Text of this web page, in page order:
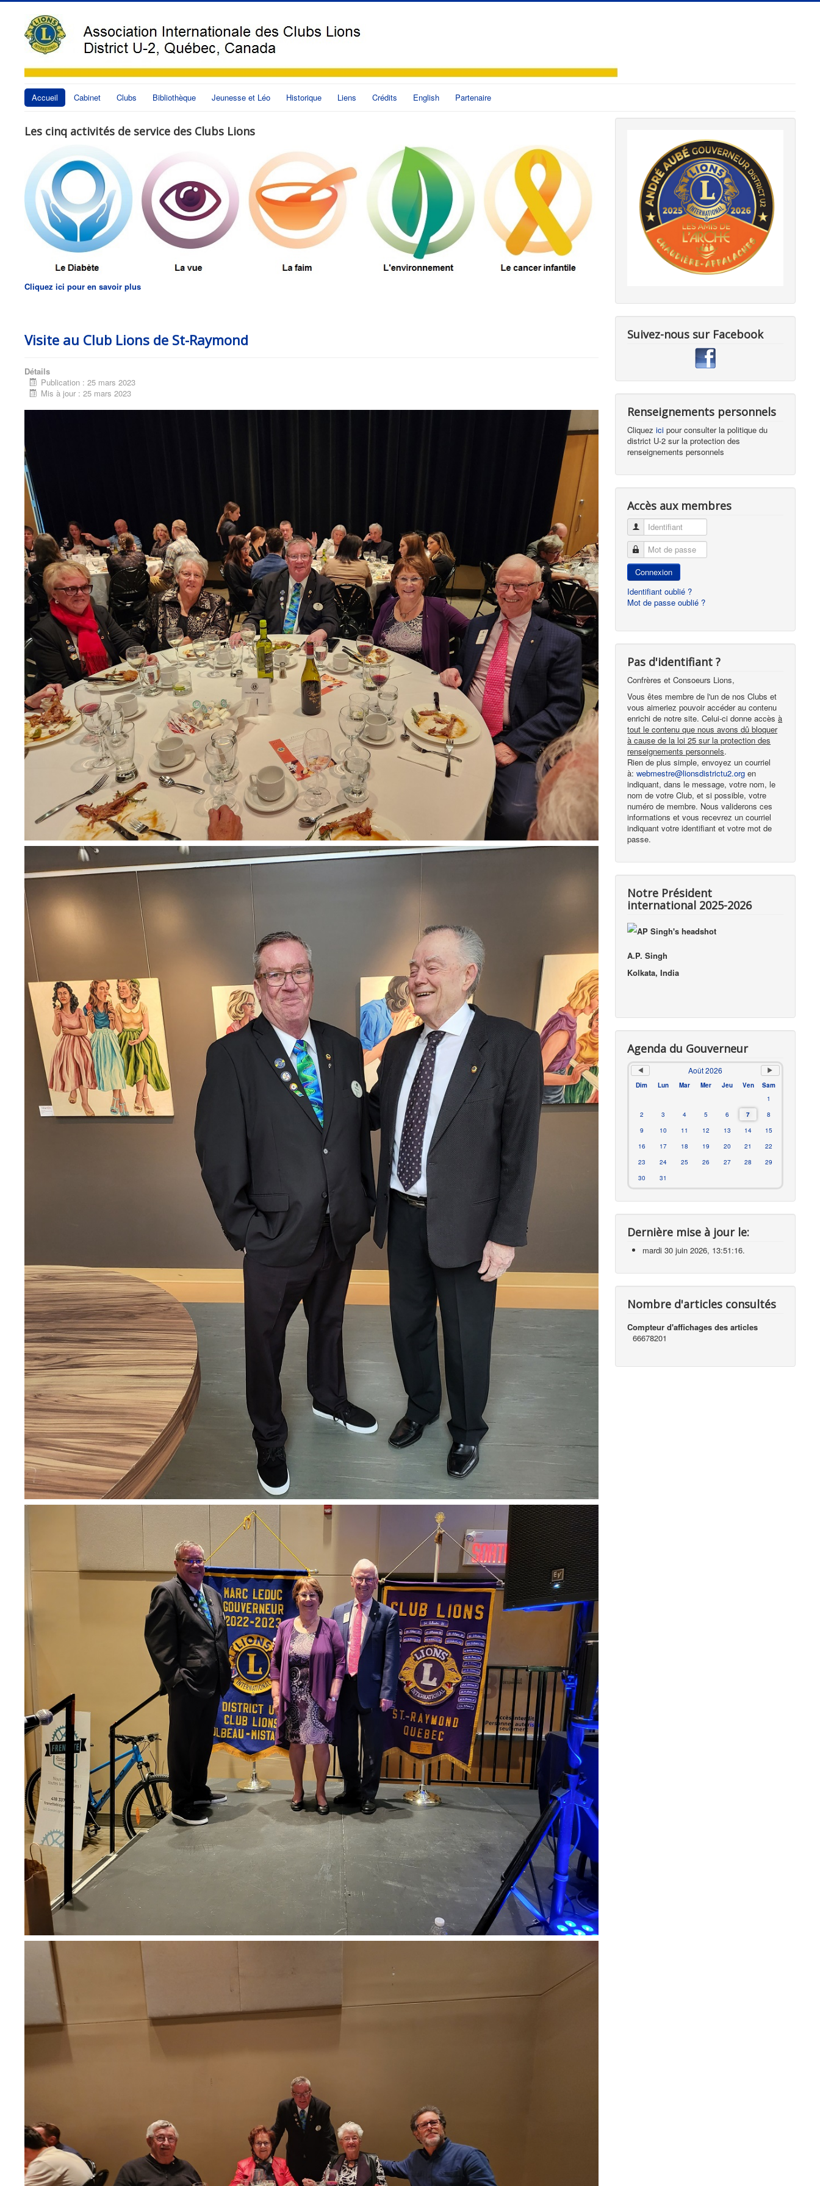
Accueil Cabinet Clubs Bibliothèque Jeunesse et Léo Historique Liens Crédits English Partenaire
Les cinq activités de service des Clubs Lions
Cliquez ici pour en savoir plus
Visite au Club Lions de St-Raymond
Détails
Publication : 25 mars 2023
Mis à jour : 25 mars 2023
Suivez-nous sur Facebook
Renseignements personnels
Cliquezici pour consulter la politique du
district U-2 sur la protection des
renseignements personnels
Accès aux membres
Identifiant
Mot de passe
Connexion
Identifiant oublié ?
Mot de passe oublié ?
Pas d'identifiant ?
Confrères et Consoeurs Lions,
Vous êtes membre de l'un de nos Clubs et
vous aimeriez pouvoir accéder au contenu
enrichi de notre site. Celui-ci donne accèsà
tout le contenu que nous avons dû bloquer
à cause de la loi 25 sur la protection des
renseignements personnels.
Rien de plus simple, envoyez un courriel
à:webmestre@lionsdistrictu2.orgen
indiquant, dans le message, votre nom, le
nom de votre Club, et si possible, votre
numéro de membre. Nous validerons ces
informations et vous recevrez un courriel
indiquant votre identifiant et votre mot de
passe.
Notre Président
international 2025-2026
A.P. Singh
Kolkata, India
Agenda du Gouverneur
Août 2026
Dim Lun Mar Mer Jeu Ven
Sam
1
2
3 4 5 6 7
8
9
10 11 12 13 14
15
16
17 18 19 20 21
22
23
24 25 26 27 28
29
30
31
Dernière mise à jour le:
mardi 30 juin 2026, 13:51:16.
Nombre d'articles consultés
Compteur d'affichages des articles
66678201